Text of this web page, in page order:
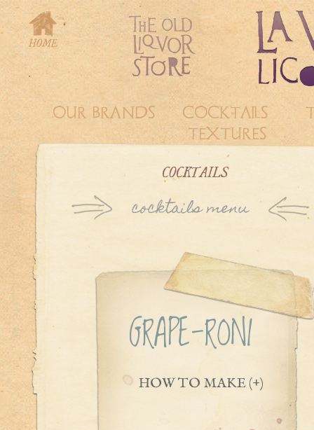
OUR BRANDS
COCKTAILS &
TEXTURES
COCKTAILS
GRAPE-RONI
HOW TO MAKE (+)